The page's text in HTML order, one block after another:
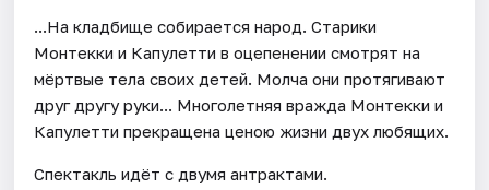
...На кладбище собирается народ. Старики
Монтекки и Капулетти в оцепенении смотрят на
мёртвые тела своих детей. Молча они протягивают
друг другу руки... Многолетняя вражда Монтекки и
Капулетти прекращена ценою жизни двух любящих.
Спектакль идёт с двумя антрактами.